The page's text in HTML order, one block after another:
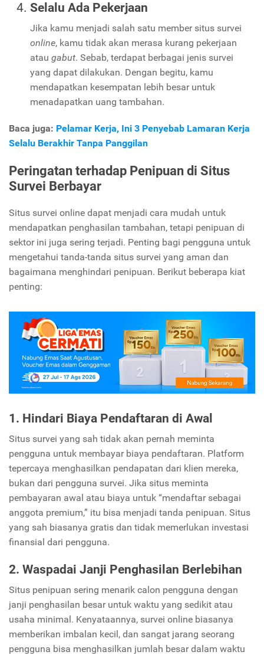
Selalu Ada Pekerjaan
Jika kamu menjadi salah satu member situs survei
online, kamu tidak akan merasa kurang pekerjaan
atau gabut. Sebab, terdapat berbagai jenis survei
yang dapat dilakukan. Dengan begitu, kamu
mendapatkan kesempatan lebih besar untuk
menadapatkan uang tambahan.
Baca juga: Pelamar Kerja, Ini 3 Penyebab Lamaran Kerja
Selalu Berakhir Tanpa Panggilan
Peringatan terhadap Penipuan di Situs
Survei Berbayar
Situs survei online dapat menjadi cara mudah untuk
mendapatkan penghasilan tambahan, tetapi penipuan di
sektor ini juga sering terjadi. Penting bagi pengguna untuk
mengetahui tanda-tanda situs survei yang aman dan
bagaimana menghindari penipuan. Berikut beberapa kiat
penting:
1. Hindari Biaya Pendaftaran di Awal
Situs survei yang sah tidak akan pernah meminta
pengguna untuk membayar biaya pendaftaran. Platform
tepercaya menghasilkan pendapatan dari klien mereka,
bukan dari pengguna survei. Jika situs meminta
pembayaran awal atau biaya untuk “mendaftar sebagai
anggota premium,” itu bisa menjadi tanda penipuan. Situs
yang sah biasanya gratis dan tidak memerlukan investasi
finansial dari pengguna.
2. Waspadai Janji Penghasilan Berlebihan
Situs penipuan sering menarik calon pengguna dengan
janji penghasilan besar untuk waktu yang sedikit atau
usaha minimal. Kenyataannya, survei online biasanya
memberikan imbalan kecil, dan sangat jarang seorang
pengguna bisa menghasilkan jumlah besar dalam waktu